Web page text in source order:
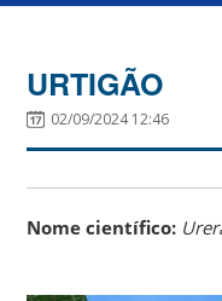
URTIGÃO
02/09/2024 12:46
Nome científico: